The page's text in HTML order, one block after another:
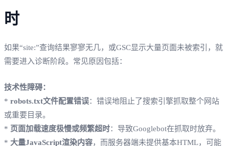
时
如果“site:”查询结果寥寥无几，或GSC显示大量页面未被索引，就
需要进入诊断阶段。常见原因包括：
技术性障碍：
* robots.txt文件配置错误：错误地阻止了搜索引擎抓取整个网站
或重要目录。
* 页面加载速度极慢或频繁超时：导致Googlebot在抓取时放弃。
* 大量JavaScript渲染内容，而服务器端未提供基本HTML，可能